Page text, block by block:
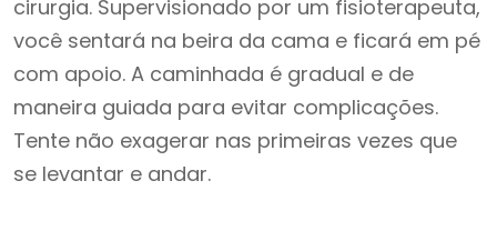
cirurgia. Supervisionado por um fisioterapeuta,
você sentará na beira da cama e ficará em pé
com apoio. A caminhada é gradual e de
maneira guiada para evitar complicações.
Tente não exagerar nas primeiras vezes que
se levantar e andar.